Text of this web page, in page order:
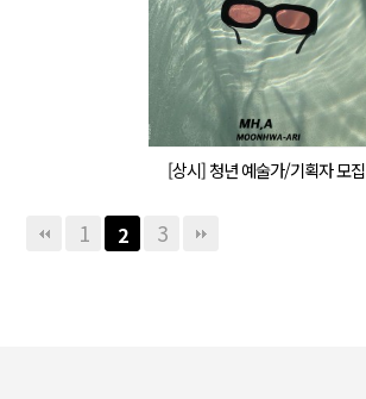
[상시] 청년 예술가/기획자 모집
1 2 3